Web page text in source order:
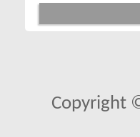
Copyright